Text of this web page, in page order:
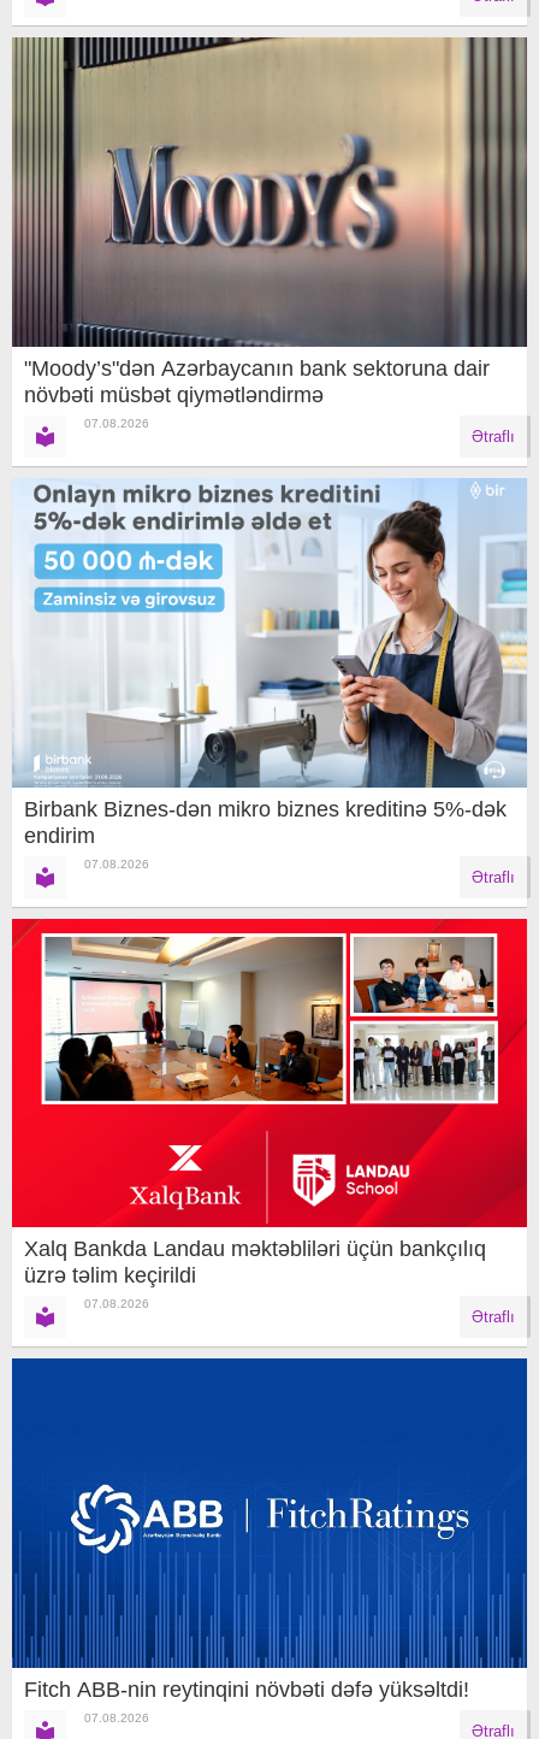
"Moody’s"dən Azərbaycanın bank sektoruna dair
növbəti müsbət qiymətləndirmə
07.08.2026
Ətraflı
Birbank Biznes-dən mikro biznes kreditinə 5%-dək
endirim
07.08.2026
Ətraflı
Xalq Bankda Landau məktəbliləri üçün bankçılıq
üzrə təlim keçirildi
07.08.2026
Ətraflı
Fitch ABB-nin reytinqini növbəti dəfə yüksəltdi!
07.08.2026
Ətraflı